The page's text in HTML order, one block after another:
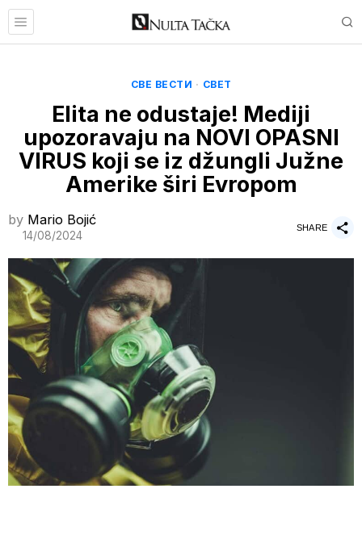
СВЕ ВЕСТИ · СВЕТ
Elita ne odustaje! Mediji
upozoravaju na NOVI OPASNI
VIRUS koji se iz džungli Južne
Amerike širi Evropom
by Mario Bojić
14/08/2024
SHARE